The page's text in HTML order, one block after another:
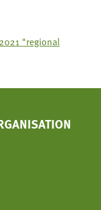
"regional